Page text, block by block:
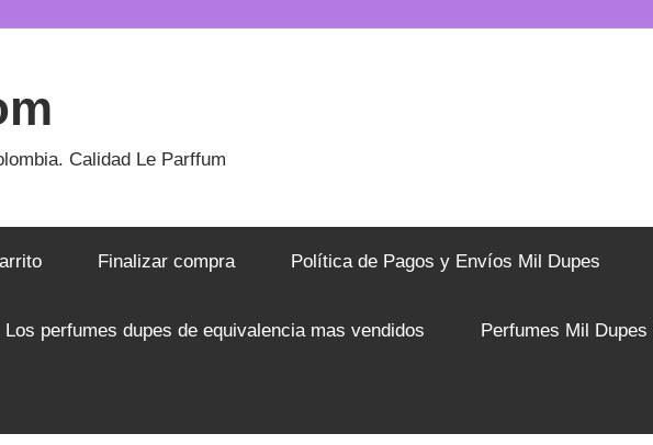
Calidad Le Parffum
Finalizar compra Política de Pagos y Envíos Mil Dupes
Los perfumes dupes de equivalencia mas vendidos Perfumes Mil